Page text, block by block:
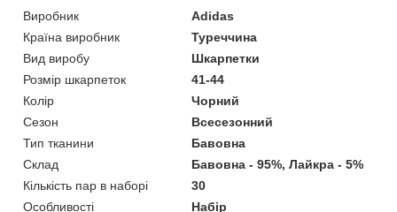
Виробник
Adidas
Країна виробник
Туреччина
Вид виробу
Шкарпетки
Розмір шкарпеток
41-44
Колір
Чорний
Сезон
Всесезонний
Тип тканини
Бавовна
Склад
Бавовна - 95%, Лайкра - 5%
Кількість пар в наборі
30
Особливості
Набір